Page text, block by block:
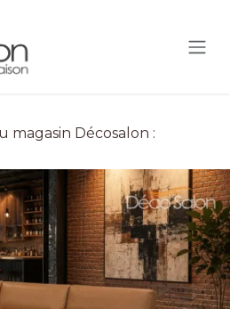
magasin Décosalon :